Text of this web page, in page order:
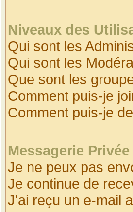
Niveaux des
Qui sont les
Qui sont les
Que sont les
Comment puis-je
Comment puis-je
Messagerie Privée
Je ne peux pas
Je continue de
J'ai reçu un e-mail